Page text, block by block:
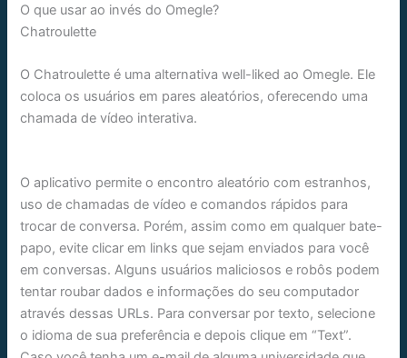
O que usar ao invés do Omegle?
Chatroulette
O Chatroulette é uma alternativa well-liked ao Omegle. Ele
coloca os usuários em pares aleatórios, oferecendo uma
chamada de vídeo interativa.
O aplicativo permite o encontro aleatório com estranhos,
uso de chamadas de vídeo e comandos rápidos para
trocar de conversa. Porém, assim como em qualquer bate-
papo, evite clicar em links que sejam enviados para você
em conversas. Alguns usuários maliciosos e robôs podem
tentar roubar dados e informações do seu computador
através dessas URLs. Para conversar por texto, selecione
o idioma de sua preferência e depois clique em “Text”.